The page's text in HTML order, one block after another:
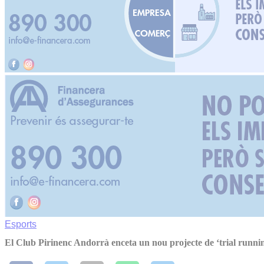
Esports
El Club Pirinenc Andorrà enceta un nou projecte de ‘trial